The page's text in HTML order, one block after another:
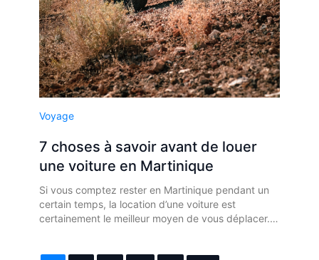
Voyage
7 choses à savoir avant de louer
une voiture en Martinique
Si vous comptez rester en Martinique pendant un
certain temps, la location d’une voiture est
certainement le meilleur moyen de vous déplacer.…